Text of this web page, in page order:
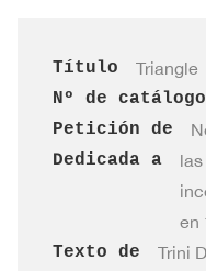
Título
Triangle
Nº de catálogo
Petición de
Dedicada a
en
Texto de
Trini